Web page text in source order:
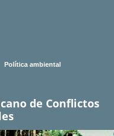
Política ambiental
de Conflictos